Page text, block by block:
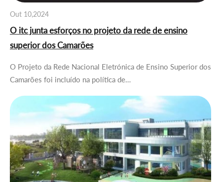
Out 10,2024
O itc junta esforços no projeto da rede de ensino
superior dos Camarões
O Projeto da Rede Nacional Eletrónica de Ensino Superior dos
Camarões foi incluído na política de…